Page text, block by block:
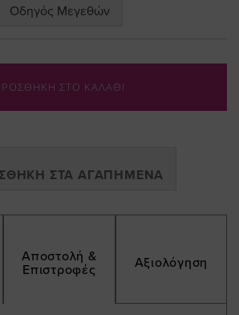
Οδηγός Μεγεθών
ΣΤΟ ΚΑΛΑΘΙ
ΣΤΑ ΑΓΑΠΗΜΈΝΑ
Αποστολή &
Επιστροφές
Αξιολόγηση